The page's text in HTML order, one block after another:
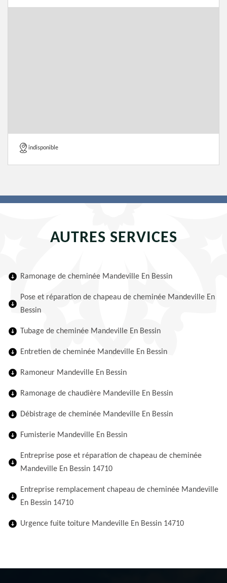
indisponible
AUTRES SERVICES
Ramonage de cheminée Mandeville En Bessin
Pose et réparation de chapeau de cheminée Mandeville En
Bessin
Tubage de cheminée Mandeville En Bessin
Entretien de cheminée Mandeville En Bessin
Ramoneur Mandeville En Bessin
Ramonage de chaudière Mandeville En Bessin
Débistrage de cheminée Mandeville En Bessin
Fumisterie Mandeville En Bessin
Entreprise pose et réparation de chapeau de cheminée
Mandeville En Bessin 14710
Entreprise remplacement chapeau de cheminée Mandeville
En Bessin 14710
Urgence fuite toiture Mandeville En Bessin 14710